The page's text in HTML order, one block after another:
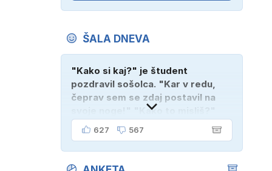
ŠALA DNEVA
"Kako si kaj?" je študent
pozdravil sošolca. "Kar v redu,
čeprav sem se zdaj postavil na
svoje noge!" "Kako to misliš?"
"Oče mi je vzel avto!"
627 567